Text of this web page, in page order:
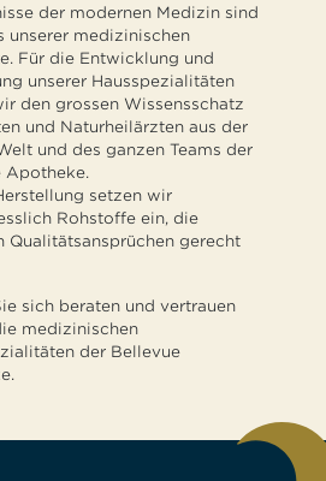
der modernen Medizin sind
unserer medizinischen
Für die Entwicklung und
unserer Hausspezialitäten
den grossen Wissensschatz
und Naturheilärzten aus der
und des ganzen Teams der
Apotheke.
setzen wir
Rohstoffe ein, die
Qualitätsansprüchen gerecht
sich beraten und vertrauen
medizinischen
der Bellevue